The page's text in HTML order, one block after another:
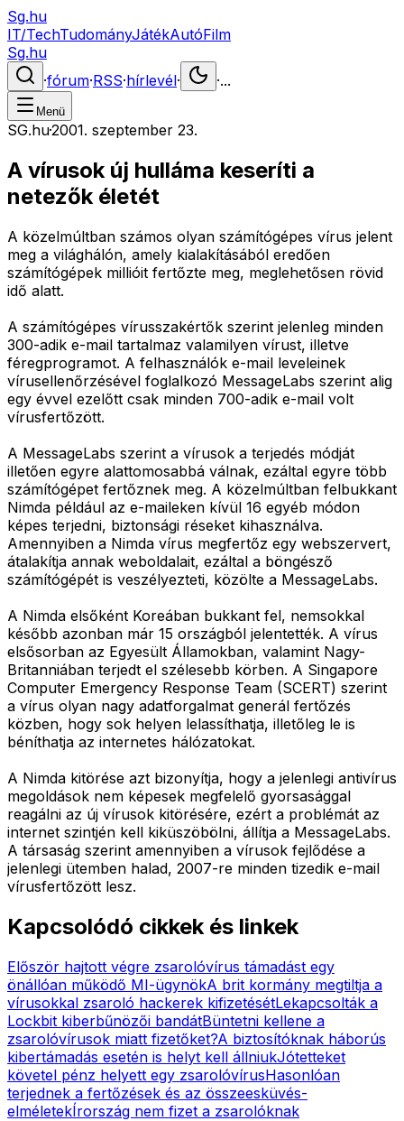
Sg.hu
IT/TechTudományJátékAutóFilm
Sg.hu
·fórum·RSS·hírlevél· ·...
Menü
SG.hu·2001. szeptember 23.
A vírusok új hulláma keseríti a
netezők életét
A közelmúltban számos olyan számítógépes vírus jelent
meg a világhálón, amely kialakításából eredően
számítógépek millióit fertőzte meg, meglehetősen rövid
idő alatt.
A számítógépes vírusszakértők szerint jelenleg minden
300-adik e-mail tartalmaz valamilyen vírust, illetve
féregprogramot. A felhasználók e-mail leveleinek
vírusellenőrzésével foglalkozó MessageLabs szerint alig
egy évvel ezelőtt csak minden 700-adik e-mail volt
vírusfertőzött.
A MessageLabs szerint a vírusok a terjedés módját
illetően egyre alattomosabbá válnak, ezáltal egyre több
számítógépet fertőznek meg. A közelmúltban felbukkant
Nimda például az e-maileken kívül 16 egyéb módon
képes terjedni, biztonsági réseket kihasználva.
Amennyiben a Nimda vírus megfertőz egy webszervert,
átalakítja annak weboldalait, ezáltal a böngésző
számítógépét is veszélyezteti, közölte a MessageLabs.
A Nimda elsőként Koreában bukkant fel, nemsokkal
később azonban már 15 országból jelentették. A vírus
elsősorban az Egyesült Államokban, valamint Nagy-
Britanniában terjedt el szélesebb körben. A Singapore
Computer Emergency Response Team (SCERT) szerint
a vírus olyan nagy adatforgalmat generál fertőzés
közben, hogy sok helyen lelassíthatja, illetőleg le is
béníthatja az internetes hálózatokat.
A Nimda kitörése azt bizonyítja, hogy a jelenlegi antivírus
megoldások nem képesek megfelelő gyorsasággal
reagálni az új vírusok kitörésére, ezért a problémát az
internet szintjén kell kiküszöbölni, állítja a MessageLabs.
A társaság szerint amennyiben a vírusok fejlődése a
jelenlegi ütemben halad, 2007-re minden tizedik e-mail
vírusfertőzött lesz.
Kapcsolódó cikkek és linkek
Először hajtott végre zsarolóvírus támadást egy
önállóan működő MI-ügynökA brit kormány megtiltja a
vírusokkal zsaroló hackerek kifizetésétLekapcsolták a
Lockbit kiberbűnözői bandátBüntetni kellene a
zsarolóvírusok miatt fizetőket?A biztosítóknak háborús
kibertámadás esetén is helyt kell állniukJótetteket
követel pénz helyett egy zsarolóvírusHasonlóan
terjednek a fertőzések és az összeesküvés-
elméletekÍrország nem fizet a zsarolóknak